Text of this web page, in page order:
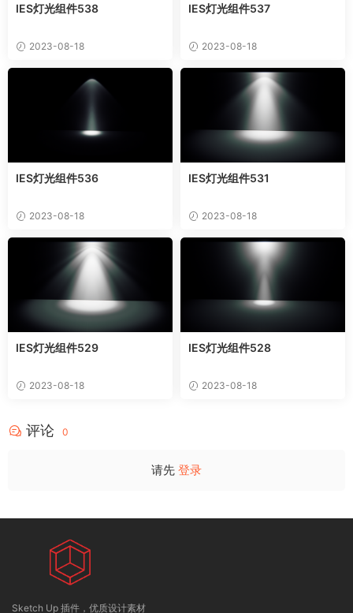
IES灯光组件538
2023-08-18
IES灯光组件537
2023-08-18
IES灯光组件536
2023-08-18
IES灯光组件531
2023-08-18
IES灯光组件529
2023-08-18
IES灯光组件528
2023-08-18
评论 0
请先 登录
Sketch Up 插件，优质设计素材